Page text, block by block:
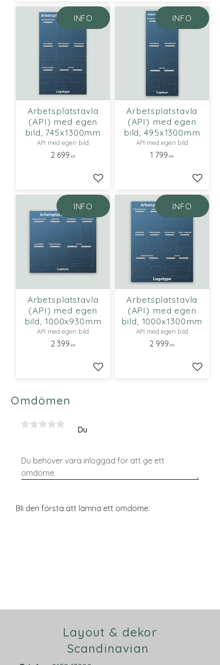
Omdömen
Du
Bli den första att lämna ett omdöme.
Arbetsplatstavla
(API) med egen
bild, 745x1300mm
API med egen bild
2 699 KR
Lägg till i favoriter
INFO
Arbetsplatstavla
(API) med egen
bild, 495x1300mm
API med egen bild
1 799 KR
Lägg
INFO
Arbetsplatstavla
(API) med egen
bild, 1000x930mm
API med egen bild
2 399 KR
Lägg till i favoriter
INFO
Arbetsplatstavla
(API) med egen
bild, 1000x1300mm
API med egen bild
2 999 KR
Lägg
INFO
Layout & dekor
Scandinavian